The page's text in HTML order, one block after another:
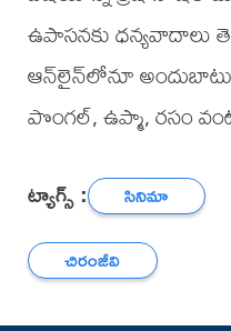
ఉపాసనకు ధన్యవాదాలు
ఆన్‌లైన్‌లోనూ
పొంగల్, ఉప్మా, రసం
ట్యాగ్స్ : సినిమా
చిరంజీవి